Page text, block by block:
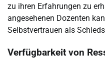
zu ihren Erfahrungen zu
angesehenen Dozenten
Selbstvertrauen als
Verfügbarkeit von